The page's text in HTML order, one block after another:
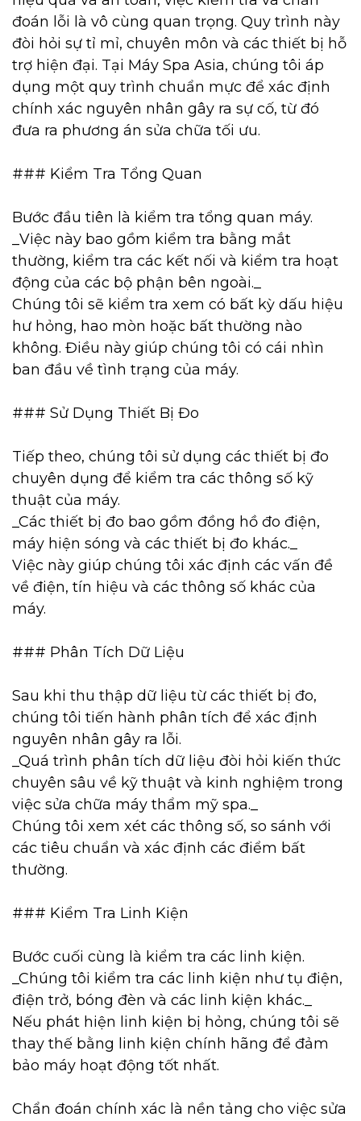
đoán lỗi là vô cùng quan trọng. Quy trình này
đòi hỏi sự tỉ mỉ, chuyên môn và các thiết bị hỗ
trợ hiện đại. Tại Máy Spa Asia, chúng tôi áp
dụng một quy trình chuẩn mực để xác định
chính xác nguyên nhân gây ra sự cố, từ đó
đưa ra phương án sửa chữa tối ưu.
### Kiểm Tra Tổng Quan
Bước đầu tiên là kiểm tra tổng quan máy.
_Việc này bao gồm kiểm tra bằng mắt
thường, kiểm tra các kết nối và kiểm tra hoạt
động của các bộ phận bên ngoài._
Chúng tôi sẽ kiểm tra xem có bất kỳ dấu hiệu
hư hỏng, hao mòn hoặc bất thường nào
không. Điều này giúp chúng tôi có cái nhìn
ban đầu về tình trạng của máy.
### Sử Dụng Thiết Bị Đo
Tiếp theo, chúng tôi sử dụng các thiết bị đo
chuyên dụng để kiểm tra các thông số kỹ
thuật của máy.
_Các thiết bị đo bao gồm đồng hồ đo điện,
máy hiện sóng và các thiết bị đo khác._
Việc này giúp chúng tôi xác định các vấn đề
về điện, tín hiệu và các thông số khác của
máy.
### Phân Tích Dữ Liệu
Sau khi thu thập dữ liệu từ các thiết bị đo,
chúng tôi tiến hành phân tích để xác định
nguyên nhân gây ra lỗi.
_Quá trình phân tích dữ liệu đòi hỏi kiến thức
chuyên sâu về kỹ thuật và kinh nghiệm trong
việc sửa chữa máy thẩm mỹ spa._
Chúng tôi xem xét các thông số, so sánh với
các tiêu chuẩn và xác định các điểm bất
thường.
### Kiểm Tra Linh Kiện
Bước cuối cùng là kiểm tra các linh kiện.
_Chúng tôi kiểm tra các linh kiện như tụ điện,
điện trở, bóng đèn và các linh kiện khác._
Nếu phát hiện linh kiện bị hỏng, chúng tôi sẽ
thay thế bằng linh kiện chính hãng để đảm
bảo máy hoạt động tốt nhất.
Chẩn đoán chính xác là nền tảng cho việc sửa